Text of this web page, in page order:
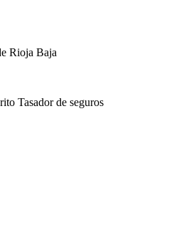
Rioja Baja
Tasador de seguros